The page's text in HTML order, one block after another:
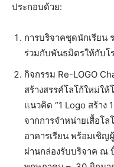
ประกอบด้วย:
การบริจาคชุดนักเรียน
ร่วมกับพันธมิตรให้กับโ
กิจกรรม Re-LOGO
สร้างสรรค์โลโก้ใหม่ให้
แนวคิด “1 Logo สร้าง
จากการจำหน่ายเสื้อโ
อาคารเรียน พร้อมเชิ
ผ่านกล่องรับบริจาค ณ